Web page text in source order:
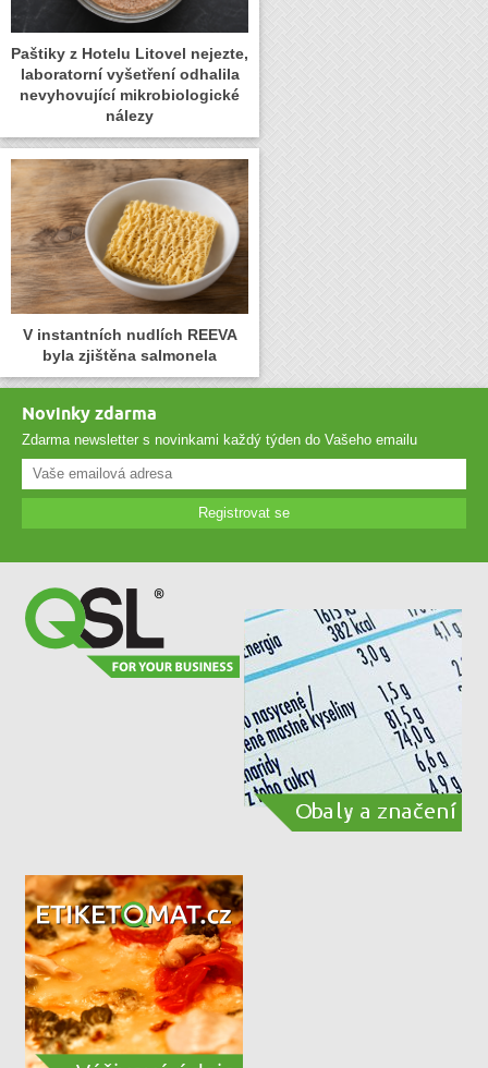
Paštiky z Hotelu Litovel nejezte,
laboratorní vyšetření odhalila
nevyhovující mikrobiologické
nálezy
V instantních nudlích REEVA
byla zjištěna salmonela
Novinky zdarma
Zdarma newsletter s novinkami každý týden do Vašeho emailu
Registrovat se